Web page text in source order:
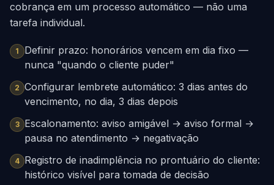
cobrança em um processo automático — não uma
tarefa individual.
1
Definir prazo: honorários vencem em dia fixo —
nunca "quando o cliente puder"
2 Configurar lembrete automático: 3 dias antes do
vencimento, no dia, 3 dias depois
3
Escalonamento: aviso amigável → aviso formal →
pausa no atendimento → negativação
4 Registro de inadimplência no prontuário do cliente:
histórico visível para tomada de decisão